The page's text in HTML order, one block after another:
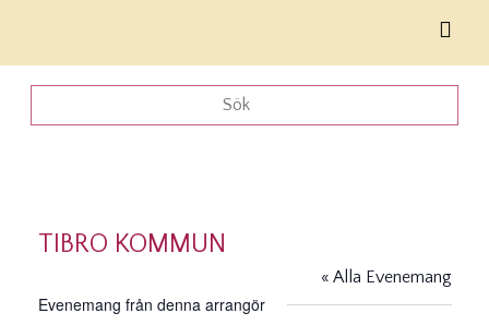
TIBRO KOMMUN
« Alla Evenemang
Evenemang från denna arrangör